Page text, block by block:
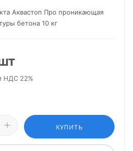
Аквастоп Про проникающая
бетона 10 кг
НДС 22%
КУПИТЬ